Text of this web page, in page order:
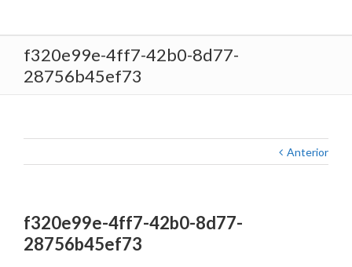
f320e99e-4ff7-42b0-8d77-
28756b45ef73
Anterior
f320e99e-4ff7-42b0-8d77-
28756b45ef73